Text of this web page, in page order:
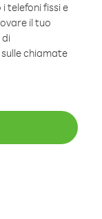
telefoni fissi e
il tuo
di
chiamate